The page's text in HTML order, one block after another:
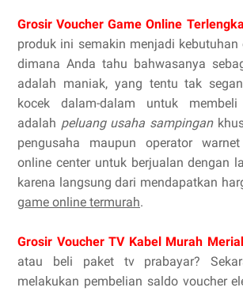
Grosir Voucher Game Online
produk ini semakin menjadi kebutuhan
dimana Anda tahu bahwasanya
adalah maniak, yang tentu tak
kocek dalam-dalam untuk
adalah peluang usaha sampingan
pengusaha maupun operator
online center untuk berjualan dengan
karena langsung dari mendapatkan
game online termurah.
Grosir Voucher TV Kabel Murah
atau beli paket tv prabayar?
melakukan pembelian saldo voucher